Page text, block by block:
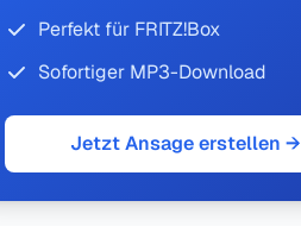
Perfekt für FRITZ!Box
Sofortiger MP3-Download
Jetzt Ansage erstellen →